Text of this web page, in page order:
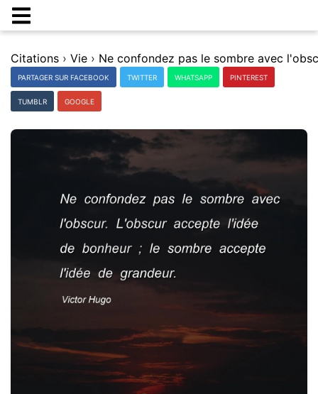
Citations › Vie ›
PARTAGER SUR FACEBOOK TWITTER WHATSAPP PINTEREST
TUMBLR GOOGLE